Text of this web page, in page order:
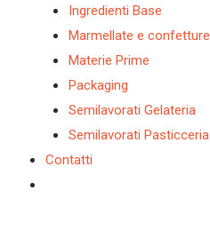
Ingredienti Base
Marmellate e confetture
Materie Prime
Packaging
Semilavorati Gelateria
Semilavorati Pasticceria
Contatti